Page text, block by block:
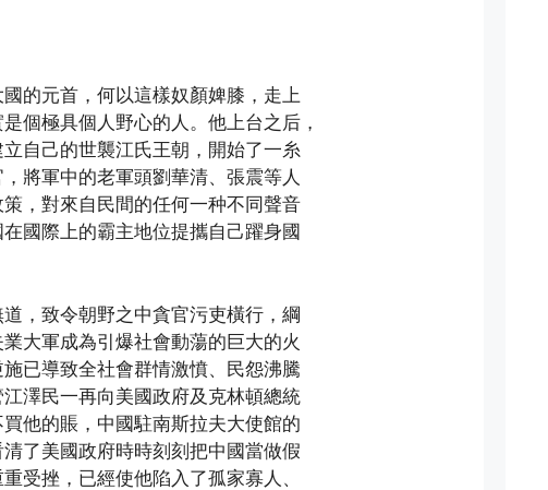
的元首，何以這樣奴顏婢膝，走上
個極具個人野心的人。他上台之后，
自己的世襲江氏王朝，開始了一糸
將軍中的老軍頭劉華清、張震等人
，對來自民間的任何一种不同聲音
國際上的霸主地位提攜自己躍身國
，致令朝野之中貪官污吏橫行，綱
大軍成為引爆社會動蕩的巨大的火
已導致全社會群情激憤、民怨沸騰
澤民一再向美國政府及克林頓總統
他的賬，中國駐南斯拉夫大使館的
了美國政府時時刻刻把中國當做假
受挫，已經使他陷入了孤家寡人、